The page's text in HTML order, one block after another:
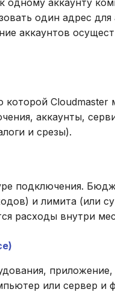
один адрес
аккаунтов
Cloudmaster
аккаунты,
и срезы).
подключения.
и лимита (или
расходы внутри
или сервер и